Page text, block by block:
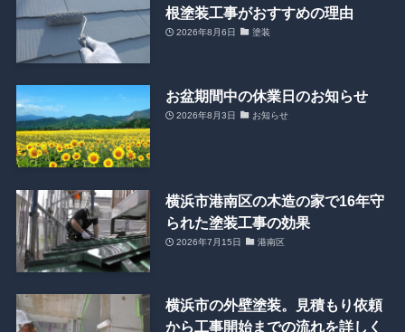
根塗装工事がおすすめの理由
2026年8月6日 塗装
お盆期間中の休業日のお知らせ
2026年8月3日 お知らせ
横浜市港南区の木造の家で16年守
られた塗装工事の効果
2026年7月15日 港南区
横浜市の外壁塗装。見積もり依頼
から工事開始までの流れを詳しく